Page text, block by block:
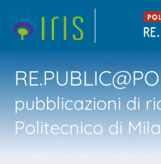
pubblicazioni di
Politecnico di